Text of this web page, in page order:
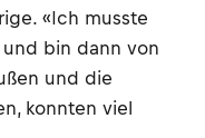
«Ich musste
bin dann von
und die
konnten viel